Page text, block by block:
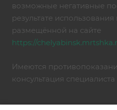
возможные негативные
результате
размещённой на сайте
https://
Имеются
консультация специалиста